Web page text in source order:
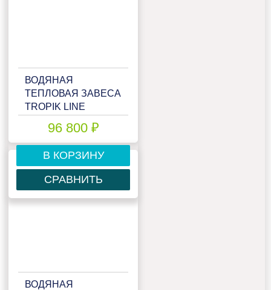
ВОДЯНАЯ
ТЕПЛОВАЯ ЗАВЕСА
TROPIK LINE
96 800 ₽
В КОРЗИНУ
СРАВНИТЬ
ВОДЯНАЯ